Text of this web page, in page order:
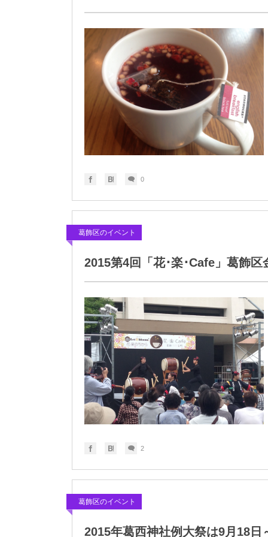
0
葛飾区のイベント
2015第4回「花･楽･Cafe」葛飾
2
葛飾区のイベント
2015年葛西神社例大祭は9月18